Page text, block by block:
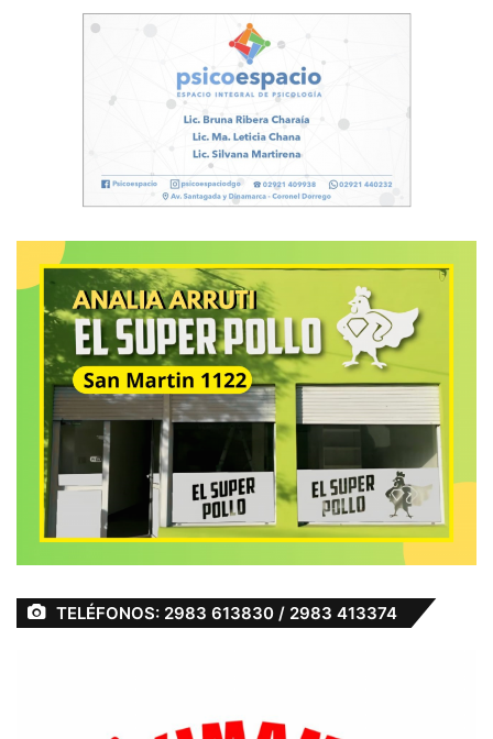
TELÉFONOS: 2983 613830 / 2983 413374